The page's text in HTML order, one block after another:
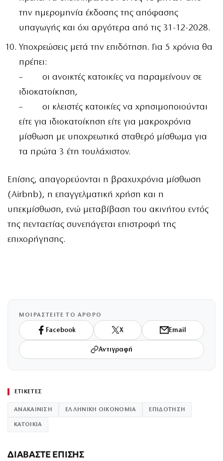
την ημερομηνία έκδοσης της απόφασης
υπαγωγής και όχι αργότερα από τις 31-12-2028.
Υποχρεώσεις μετά την επιδότηση. Για 5 χρόνια θα
πρέπει:
– οι ανοικτές κατοικίες να παραμείνουν σε
ιδιοκατοίκηση,
– οι κλειστές κατοικίες να χρησιμοποιούνται
είτε για ιδιοκατοίκηση είτε για μακροχρόνια
μίσθωση με υποχρεωτικά σταθερό μίσθωμα για
τα πρώτα 3 έτη τουλάχιστον.
Επίσης, απαγορεύονται η βραχυχρόνια μίσθωση
(Airbnb), η επαγγελματική χρήση και η
υπεκμίσθωση, ενώ μεταβίβαση του ακινήτου εντός
της πενταετίας συνεπάγεται επιστροφή της
επιχορήγησης.
ΜΟΙΡΑΣΤΕΙΤΕ ΤΟ ΑΡΘΡΟ
Facebook X Email
Αντιγραφή
ΕΤΙΚΕΤΕΣ
ΑΝΑΚΑΙΝΙΣΗ ΕΛΛΗΝΙΚΗ ΟΙΚΟΝΟΜΙΑ ΕΠΙΔΟΤΗΣΗ
ΚΑΤΟΙΚΙΑ
ΔΙΑΒΑΣΤΕ ΕΠΙΣΗΣ